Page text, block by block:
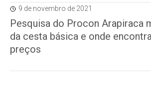
9 de novembro de 2021
Pesquisa do Procon Arapiraca
da cesta básica e onde
preços